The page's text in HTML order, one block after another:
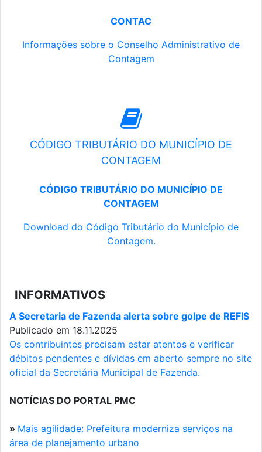
CONTAC
Informações sobre o Conselho Administrativo de
Contagem
CÓDIGO TRIBUTÁRIO DO MUNICÍPIO DE
CONTAGEM
CÓDIGO TRIBUTÁRIO DO MUNICÍPIO DE
CONTAGEM
Download do Código Tributário do Município de
Contagem.
INFORMATIVOS
A Secretaria de Fazenda alerta sobre golpe de REFIS
Publicado em 18.11.2025
Os contribuintes precisam estar atentos e verificar
débitos pendentes e dívidas em aberto sempre no site
oficial da Secretária Municipal de Fazenda.
NOTÍCIAS DO PORTAL PMC
» Mais agilidade: Prefeitura moderniza serviços na
área de planejamento urbano